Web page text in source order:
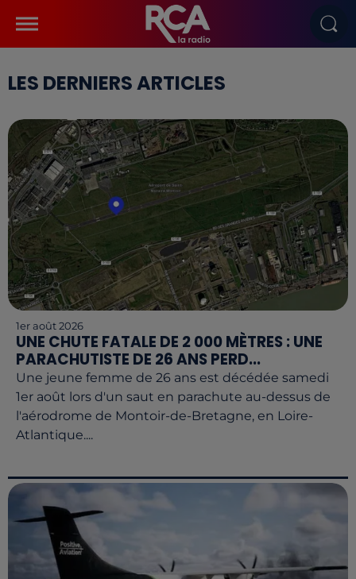
LES DERNIERS ARTICLES
1er août 2026
UNE CHUTE FATALE DE 2 000 MÈTRES : UNE
PARACHUTISTE DE 26 ANS PERD...
Une jeune femme de 26 ans est décédée samedi
1er août lors d'un saut en parachute au-dessus de
l'aérodrome de Montoir-de-Bretagne, en Loire-
Atlantique....